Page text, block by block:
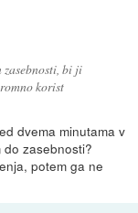
bi ji
korist
dvema minutama v
zasebnosti?
potem ga ne